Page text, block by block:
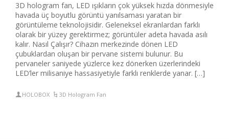
3D hologram fan, LED ışıkların çok yüksek hızda dönmesiyle
havada üç boyutlu görüntü yanılsaması yaratan bir
görüntüleme teknolojisidir. Geleneksel ekranlardan farklı
olarak bir yüzey gerektirmez; görüntüler adeta havada asılı
kalır. Nasıl Çalışır? Cihazın merkezinde dönen LED
çubuklardan oluşan bir pervane sistemi bulunur. Bu
pervaneler saniyede yüzlerce kez dönerken üzerlerindeki
LED’ler milisaniye hassasiyetiyle farklı renklerde yanar. […]
HOLOBOX 3D Hologram Fan